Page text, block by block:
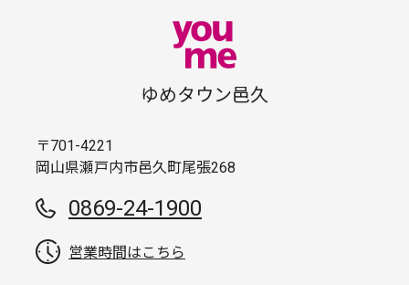
ゆめタウン邑久
〒701-4221
岡山県瀬戸内市邑久町尾張268
0869-24-1900
営業時間はこちら